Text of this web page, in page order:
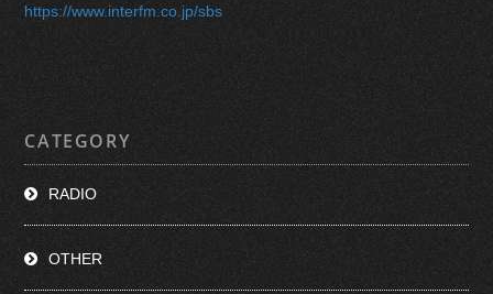
https://www.interfm.co.jp/sbs
CATEGORY
RADIO
OTHER